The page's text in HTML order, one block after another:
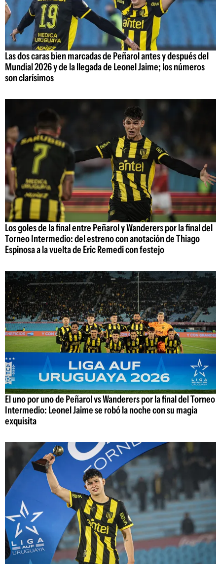
Las dos caras bien marcadas de Peñarol antes y después del
Mundial 2026 y de la llegada de Leonel Jaime; los números
son clarísimos
Los goles de la final entre Peñarol y Wanderers por la final del
Torneo Intermedio: del estreno con anotación de Thiago
Espinosa a la vuelta de Eric Remedi con festejo
El uno por uno de Peñarol vs Wanderers por la final del Torneo
Intermedio: Leonel Jaime se robó la noche con su magia
exquisita